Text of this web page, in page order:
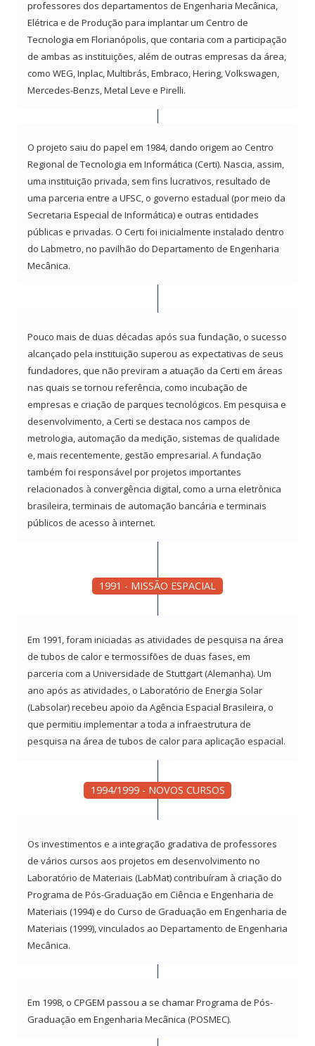
professores dos departamentos de Engenharia Mecânica,
Elétrica e de Produção para implantar um Centro de
Tecnologia em Florianópolis, que contaria com a participação
de ambas as instituições, além de outras empresas da área,
como WEG, Inplac, Multibrás, Embraco, Hering, Volkswagen,
Mercedes-Benzs, Metal Leve e Pirelli.
O projeto saiu do papel em 1984, dando origem ao Centro
Regional de Tecnologia em Informática (Certi). Nascia, assim,
uma instituição privada, sem fins lucrativos, resultado de
uma parceria entre a UFSC, o governo estadual (por meio da
Secretaria Especial de Informática) e outras entidades
públicas e privadas. O Certi foi inicialmente instalado dentro
do Labmetro, no pavilhão do Departamento de Engenharia
Mecânica.
Pouco mais de duas décadas após sua fundação, o sucesso
alcançado pela instituição superou as expectativas de seus
fundadores, que não previram a atuação da Certi em áreas
nas quais se tornou referência, como incubação de
empresas e criação de parques tecnológicos. Em pesquisa e
desenvolvimento, a Certi se destaca nos campos de
metrologia, automação da medição, sistemas de qualidade
e, mais recentemente, gestão empresarial. A fundação
também foi responsável por projetos importantes
relacionados à convergência digital, como a urna eletrônica
brasileira, terminais de automação bancária e terminais
públicos de acesso à internet.
1991 - MISSÃO ESPACIAL
Em 1991, foram iniciadas as atividades de pesquisa na área
de tubos de calor e termossifões de duas fases, em
parceria com a Universidade de Stuttgart (Alemanha). Um
ano após as atividades, o Laboratório de Energia Solar
(Labsolar) recebeu apoio da Agência Espacial Brasileira, o
que permitiu implementar a toda a infraestrutura de
pesquisa na área de tubos de calor para aplicação espacial.
1994/1999 - NOVOS CURSOS
Os investimentos e a integração gradativa de professores
de vários cursos aos projetos em desenvolvimento no
Laboratório de Materiais (LabMat) contribuíram à criação do
Programa de Pós-Graduação em Ciência e Engenharia de
Materiais (1994) e do Curso de Graduação em Engenharia de
Materiais (1999), vinculados ao Departamento de Engenharia
Mecânica.
Em 1998, o CPGEM passou a se chamar Programa de Pós-
Graduação em Engenharia Mecânica (POSMEC).